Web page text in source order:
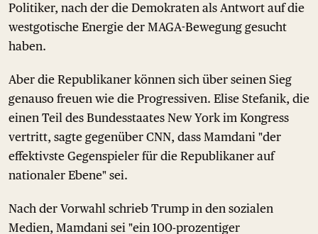
Politiker, nach der die Demokraten als Antwort auf die
westgotische Energie der MAGA-Bewegung gesucht
haben.
Aber die Republikaner können sich über seinen Sieg
genauso freuen wie die Progressiven. Elise Stefanik, die
einen Teil des Bundesstaates New York im Kongress
vertritt, sagte gegenüber CNN, dass Mamdani "der
effektivste Gegenspieler für die Republikaner auf
nationaler Ebene" sei.
Nach der Vorwahl schrieb Trump in den sozialen
Medien, Mamdani sei "ein 100-prozentiger